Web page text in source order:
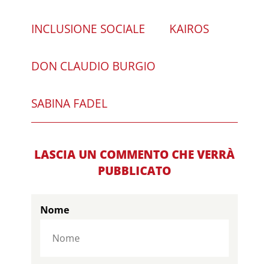
INCLUSIONE SOCIALE KAIROS
DON CLAUDIO BURGIO
SABINA FADEL
LASCIA UN COMMENTO CHE VERRÀ
PUBBLICATO
Nome